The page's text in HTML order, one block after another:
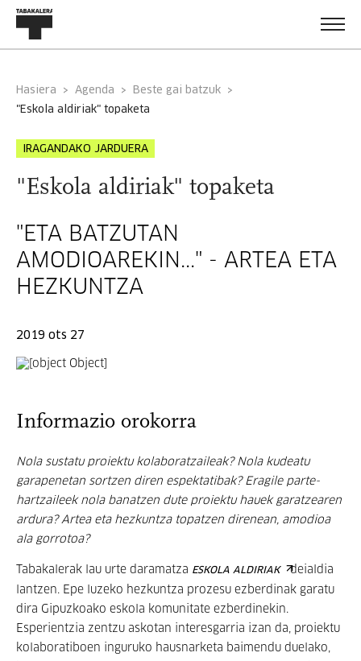
Hasiera Agenda
Beste gai batzuk
"eskola aldiriak" topaketa
IRAGANDAKO JARDUERA
"Eskola aldiriak" topaketa
"ETA BATZUTAN
AMODIOAREKIN..." - ARTEA ETA
HEZKUNTZA
2019 ots 27
Informazio orokorra
Nola sustatu proiektu kolaboratzaileak? Nola kudeatu
garapenetan sortzen diren espektatibak? Eragile parte-
hartzaileek nola banatzen dute proiektu hauek garatzearen
ardura? Artea eta hezkuntza topatzen direnean, amodioa
ala gorrotoa?
Tabakalerak lau urte daramatza ESKOLA ALDIRIAK
deialdia
lantzen. Epe luzeko hezkuntza prozesu ezberdinak garatu
dira Gipuzkoako eskola komunitate ezberdinekin.
Esperientzia zentzu askotan interesgarria izan da, proiektu
kolaboratiboen inguruko hausnarketa baimendu duelako,